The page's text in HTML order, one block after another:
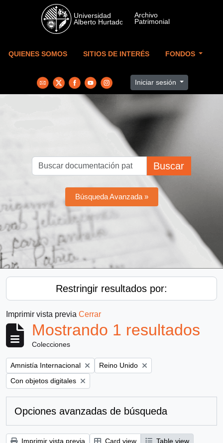
Skip to main content
QUIENES SOMOS SITIOS DE INTERÉS FONDOS
Iniciar sesión
Buscar
Búsqueda Avanzada »
Restringir resultados por:
Imprimir vista previa Cerrar
Mostrando 1 resultados
Colecciones
Remove filter:
Amnistía Internacional Remove filter:
Reino Unido
Remove filter:
Con objetos digitales
Opciones avanzadas de búsqueda
Imprimir vista previa Card view
Table view